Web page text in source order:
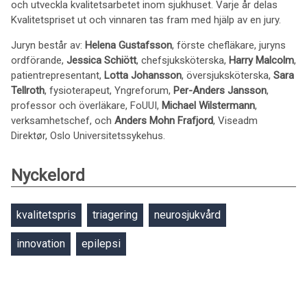
och utveckla kvalitetsarbetet inom sjukhuset. Varje år delas
Kvalitetspriset ut och vinnaren tas fram med hjälp av en jury.
Juryn består av: Helena Gustafsson, förste chefläkare, juryns
ordförande, Jessica Schiött, chefsjuksköterska, Harry Malcolm,
patientrepresentant, Lotta Johansson, översjuksköterska, Sara
Tellroth, fysioterapeut, Yngreforum, Per-Anders Jansson,
professor och överläkare, FoUUI, Michael Wilstermann,
verksamhetschef, och Anders Mohn Frafjord, Viseadm
Direktør, Oslo Universitetssykehus.
Nyckelord
kvalitetspris triagering neurosjukvård
innovation epilepsi